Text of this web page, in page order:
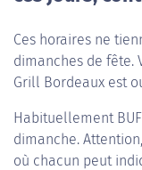
Ces horaires ne
dimanches de fête.
Grill Bordeaux est
Habituellement
dimanche.
où chacun peut